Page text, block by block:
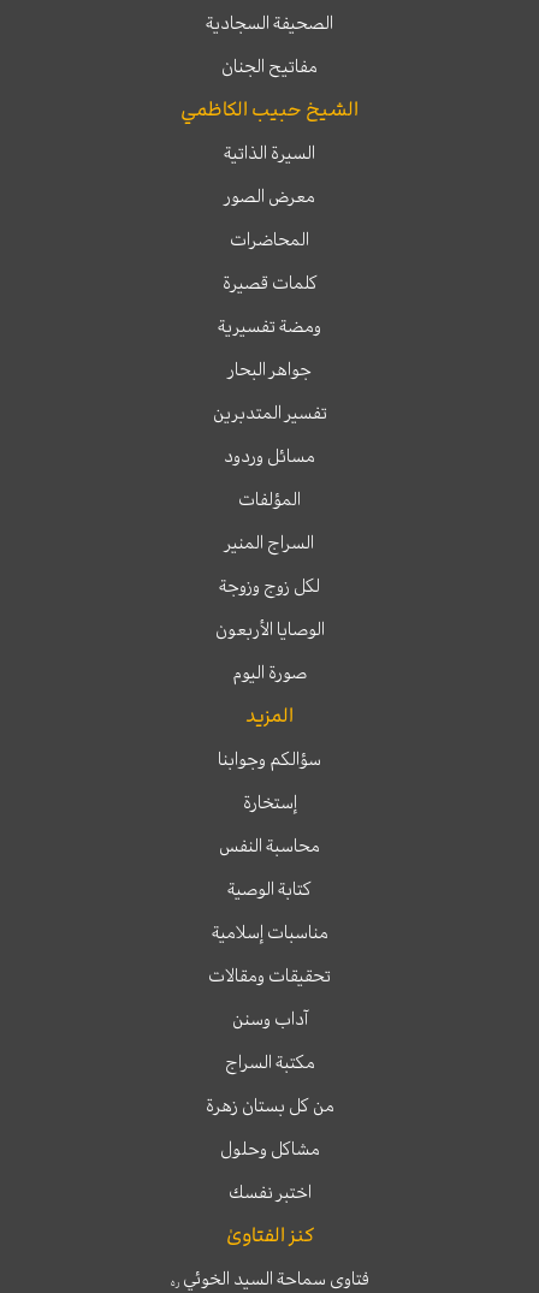
الصحيفة السجادية
مفاتيح الجنان
الشيخ حبيب الكاظمي
السيرة الذاتية
معرض الصور
المحاضرات
كلمات قصيرة
ومضة تفسيرية
جواهر البحار
تفسير المتدبرين
مسائل وردود
المؤلفات
السراج المنير
لكل زوج وزوجة
الوصايا الأربعون
صورة اليوم
المزيد
سؤالكم وجوابنا
إستخارة
محاسبة النفس
كتابة الوصية
مناسبات إسلامية
تحقيقات ومقالات
آداب وسنن
مكتبة السراج
من كل بستان زهرة
مشاكل وحلول
اختبر نفسك
كنز الفتاوىٰ
فتاوى سماحة السيد الخوئيره